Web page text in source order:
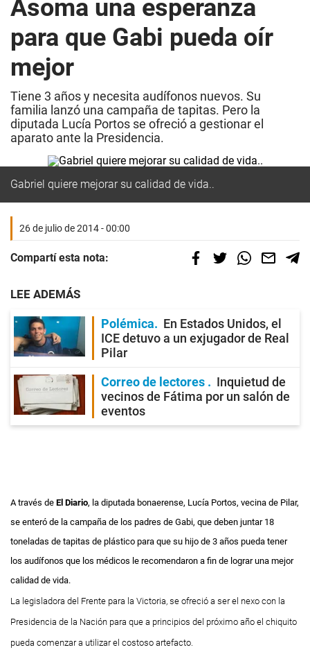
Asoma una esperanza
para que Gabi pueda oír
mejor
Tiene 3 años y necesita audífonos nuevos. Su
familia lanzó una campaña de tapitas. Pero la
diputada Lucía Portos se ofreció a gestionar el
aparato ante la Presidencia.
Gabriel quiere mejorar su calidad de vida..
26 de julio de 2014 - 00:00
Compartí esta nota:
LEE ADEMÁS
Polémica
En Estados Unidos, el
ICE detuvo a un exjugador de Real
Pilar
Correo de lectores
Inquietud de
vecinos de Fátima por un salón de
eventos
A través de El Diario, la diputada bonaerense, Lucía Portos, vecina de Pilar,
se enteró de la campaña de los padres de Gabi, que deben juntar 18
toneladas de tapitas de plástico para que su hijo de 3 años pueda tener
los audífonos que los médicos le recomendaron a fin de lograr una mejor
calidad de vida.
La legisladora del Frente para la Victoria, se ofreció a ser el nexo con la
Presidencia de la Nación para que a principios del próximo año el chiquito
pueda comenzar a utilizar el costoso artefacto.